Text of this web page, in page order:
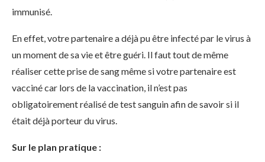
immunisé.
En effet, votre partenaire a déjà pu être infecté par le virus à
un moment de sa vie et être guéri. Il faut tout de même
réaliser cette prise de sang même si votre partenaire est
vacciné car lors de la vaccination, il n’est pas
obligatoirement réalisé de test sanguin afin de savoir si il
était déjà porteur du virus.
Sur le plan pratique :